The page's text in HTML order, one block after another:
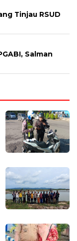
Tinjau RSUD
Salman